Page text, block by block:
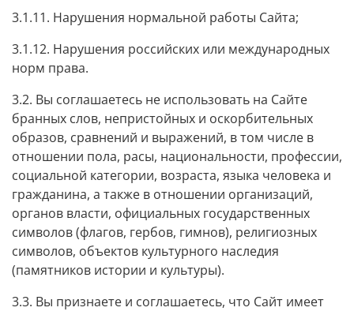
3.1.11. Нарушения нормальной работы Сайта;
3.1.12. Нарушения российских или международных
норм права.
3.2. Вы соглашаетесь не использовать на Сайте
бранных слов, непристойных и оскорбительных
образов, сравнений и выражений, в том числе в
отношении пола, расы, национальности, профессии,
социальной категории, возраста, языка человека и
гражданина, а также в отношении организаций,
органов власти, официальных государственных
символов (флагов, гербов, гимнов), религиозных
символов, объектов культурного наследия
(памятников истории и культуры).
3.3. Вы признаете и соглашаетесь, что Сайт имеет